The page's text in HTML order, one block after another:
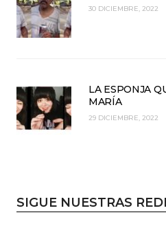
30 DICIEMBRE, 2022
LA ESPONJA
MARÍA
29 DICIEMBRE, 2022
SIGUE NUESTRAS